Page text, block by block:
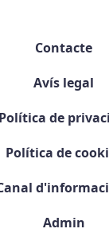
Contacte
Avís legal
Política de
Política de
Admin